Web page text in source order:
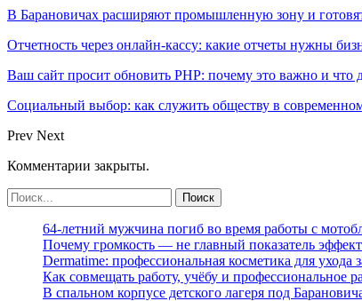
В Барановичах расширяют промышленную зону и
Отчетность через онлайн-кассу: какие отчеты нужны
Ваш сайт просит обновить PHP: почему это важно и что
Социальный выбор: как служить обществу в
Prev Next
Комментарии закрыты.
64-летний мужчина погиб во время работы с
Почему громкость — не главный показатель
Dermatime: профессиональная косметика для
Как совмещать работу, учёбу и профессиональное
В спальном корпусе детского лагеря под